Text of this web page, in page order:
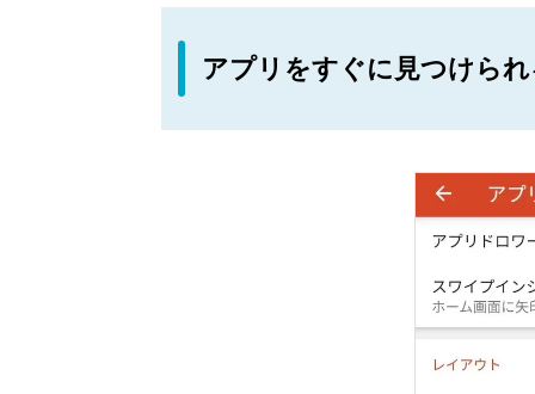
アプリをすぐに見つけら